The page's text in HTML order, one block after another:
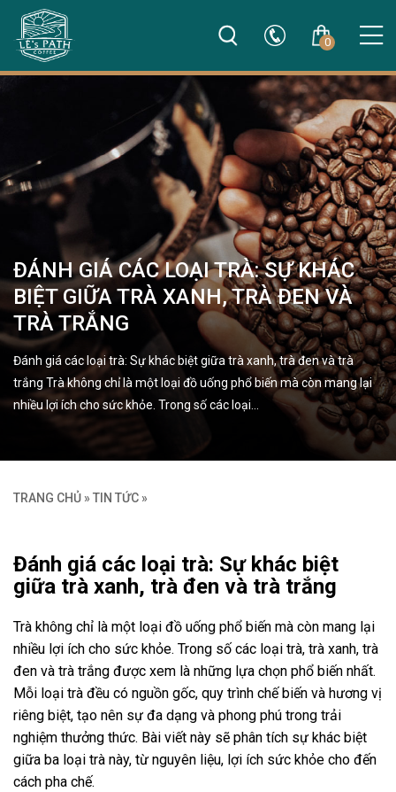
0
ĐÁNH GIÁ CÁC LOẠI TRÀ: SỰ KHÁC
BIỆT GIỮA TRÀ XANH, TRÀ ĐEN VÀ
TRÀ TRẮNG
Đánh giá các loại trà: Sự khác biệt giữa trà xanh, trà đen và trà
trắng Trà không chỉ là một loại đồ uống phổ biến mà còn mang lại
nhiều lợi ích cho sức khỏe. Trong số các loại…
TRANG CHỦ » TIN TỨC »
Đánh giá các loại trà: Sự khác biệt
giữa trà xanh, trà đen và trà trắng
Trà không chỉ là một loại đồ uống phổ biến mà còn mang lại
nhiều lợi ích cho sức khỏe. Trong số các loại trà, trà xanh, trà
đen và trà trắng được xem là những lựa chọn phổ biến nhất.
Mỗi loại trà đều có nguồn gốc, quy trình chế biến và hương vị
riêng biệt, tạo nên sự đa dạng và phong phú trong trải
nghiệm thưởng thức. Bài viết này sẽ phân tích sự khác biệt
giữa ba loại trà này, từ nguyên liệu, lợi ích sức khỏe cho đến
cách pha chế.